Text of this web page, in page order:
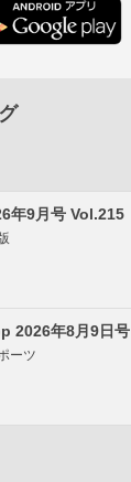
年9月号 Vol.215
2026年8月9日号
ーツ